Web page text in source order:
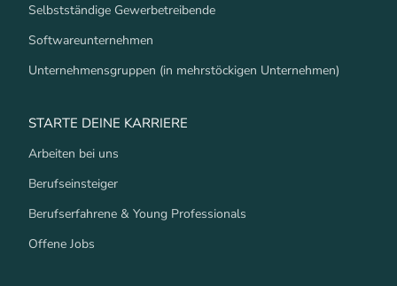
Selbstständige Gewerbetreibende
Softwareunternehmen
Unternehmensgruppen (in mehrstöckigen Unternehmen)
STARTE DEINE KARRIERE
Arbeiten bei uns
Berufseinsteiger
Berufserfahrene & Young Professionals
Offene Jobs